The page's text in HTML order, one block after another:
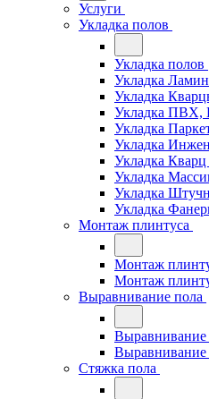
Услуги
Укладка полов
Укладка полов
Укладка
Укладка
Укладка ПВХ,
Укладка
Укладка
Укладка Кварц
Укладка
Укладка
Укладка
Монтаж плинтуса
Монтаж
Монтаж
Выравнивание пола
Выравнивание
Выравнивание
Стяжка пола